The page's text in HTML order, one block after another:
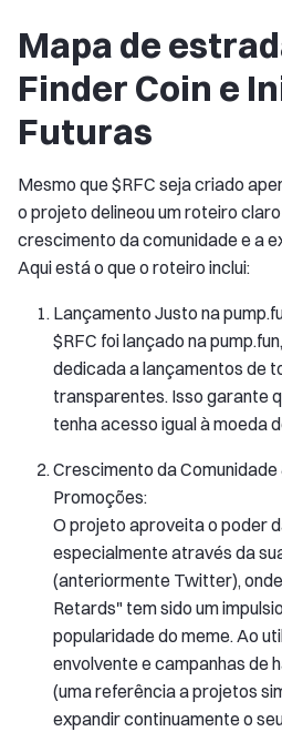
Mapa de
Finder Coin e
Futuras
Mesmo que $RFC seja criado
o projeto delineou um roteiro
crescimento da comunidade e a
Aqui está o que o roteiro inclui:
Lançamento Justo na
$RFC foi lançado na
dedicada a lançamentos de
transparentes. Isso garante
tenha acesso igual à moeda
Crescimento da
Promoções:
O projeto aproveita o poder
especialmente através da
(anteriormente Twitter),
Retards" tem sido um
popularidade do meme. Ao
envolvente e campanhas de
(uma referência a projetos
expandir continuamente o